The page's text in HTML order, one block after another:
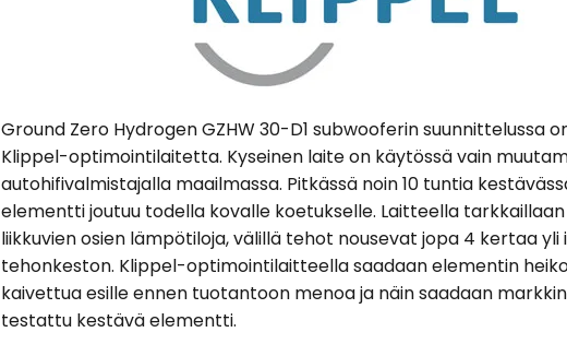
Ground Zero Hydrogen GZHW 30-D1 subwooferin suunnittelussa
Klippel-optimointilaitetta. Kyseinen laite on käytössä vain
autohifivalmistajalla maailmassa. Pitkässä noin 10 tuntia
elementti joutuu todella kovalle koetukselle. Laitteella
liikkuvien osien lämpötiloja, välillä tehot nousevat jopa 4 kertaa
tehonkeston. Klippel-optimointilaitteella saadaan elementin
kaivettua esille ennen tuotantoon menoa ja näin saadaan
testattu kestävä elementti.